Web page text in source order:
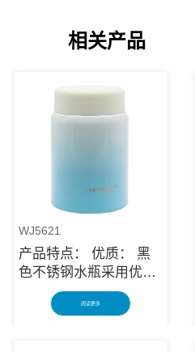
相关产品
WJ5621
产品特点： 优质： 黑
色不锈钢水瓶采用优质
防锈不锈钢制成，是长
期使用的可靠物品。多
阅读更多